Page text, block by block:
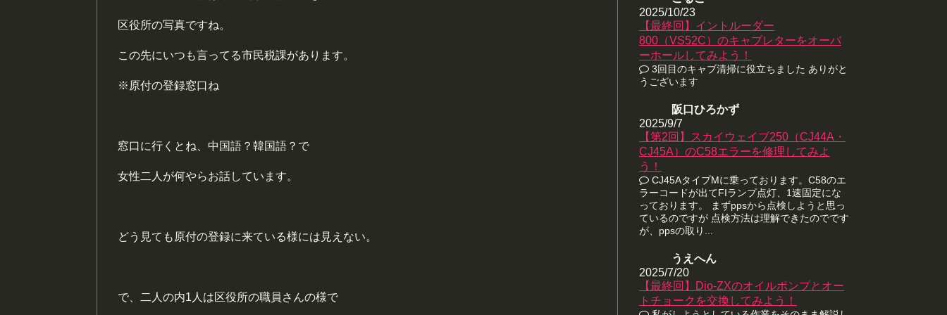
区役所の写真ですね。
この先にいつも言ってる市民税課があります。
※原付の登録窓口ね
窓口に行くとね、中国語？韓国語？で
女性二人が何やらお話しています。
どう見ても原付の登録に来ている様には見えない。
で、二人の内1人は区役所の職員さんの様で
2025/10/23
【最終回】イントルーダー
800（VS52C）のキャブレターをオーバ
ーホールしてみよう！
3回目のキャブ清掃に役立ちました ありがと
うございます
阪口ひろかず
2025/9/7
【第2回】スカイウェイブ250（CJ44A・
CJ45A）のC58エラーを修理してみよ
う！
CJ45AタイプMに乗っております。C58のエ
ラーコードが出てFIランプ点灯、1速固定にな
っております。 まずppsから点検しようと思っ
ているのですが 点検方法は理解できたのでです
が、ppsの取り...
うえへん
2025/7/20
【最終回】Dio-ZXのオイルポンプとオー
トチョークを交換してみよう！